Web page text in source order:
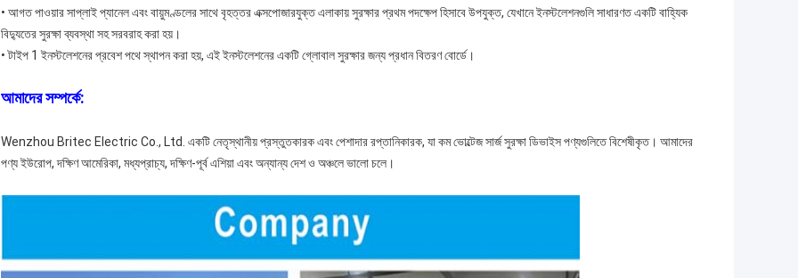
• আগত পাওয়ার সাপ্লাই প্যানেল এবং বায়ুমণ্ডলের সাথে বৃহত্তর এক্সপোজারযুক্ত এলাকায় সুরক্ষার প্রথম পদক্ষেপ হিসাবে উপযুক্ত, যেখানে ইনস্টলেশনগুলি সাধারণত একটি বাহ্যিক
বিদ্যুতের সুরক্ষা ব্যবস্থা সহ সরবরাহ করা হয়।
• টাইপ 1 ইনস্টলেশনের প্রবেশ পথে স্থাপন করা হয়, এই ইনস্টলেশনের একটি গ্লোবাল সুরক্ষার জন্য প্রধান বিতরণ বোর্ডে।
আমাদের সম্পর্কে:
Wenzhou Britec Electric Co., Ltd. একটি নেতৃস্থানীয় প্রস্তুতকারক এবং পেশাদার রপ্তানিকারক, যা কম ভোল্টেজ সার্জ সুরক্ষা ডিভাইস পণ্যগুলিতে বিশেষীকৃত। আমাদের
পণ্য ইউরোপ, দক্ষিণ আমেরিকা, মধ্যপ্রাচ্য, দক্ষিণ-পূর্ব এশিয়া এবং অন্যান্য দেশ ও অঞ্চলে ভালো চলে।